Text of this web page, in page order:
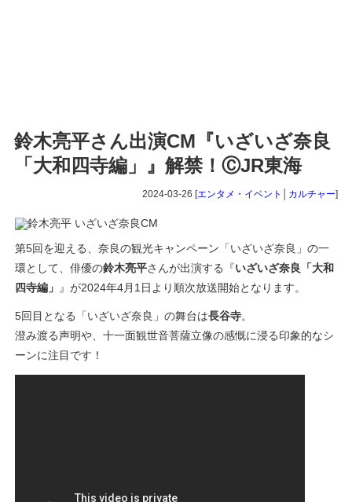
鈴木亮平さん出演CM『いざいざ奈良
「大和四寺編」』解禁！ⒸJR東海
2024-03-26 [エンタメ・イベント カルチャー]
第5回を迎える、奈良の観光キャンペーン「いざいざ奈良」の一
環として、俳優の鈴木亮平さんが出演する『いざいざ奈良「大和
四寺編」
』が2024年4月1日より順次放送開始となります。
5回目となる「いざいざ奈良」の舞台は長谷寺。
澄み渡る声明や、十一面観世音菩薩立像の感慨に浸る印象的なシ
ーンに注目です！